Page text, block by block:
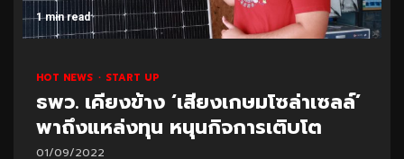
1 min read
HOT NEWS START UP
ธพว. เคียงข้าง ‘เสียงเกษมโซล่าเซลล์’
พาถึงแหล่งทุน หนุนกิจการเติบโต
01/09/2022